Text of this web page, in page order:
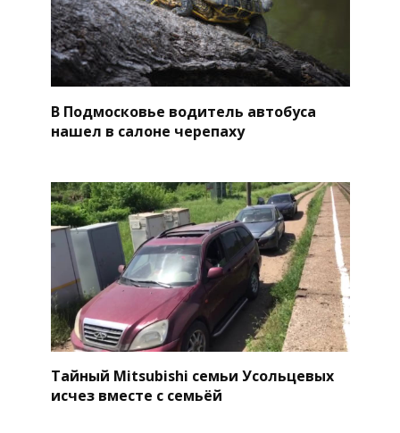
В Подмосковье водитель автобуса
нашел в салоне черепаху
Тайный Mitsubishi семьи Усольцевых
исчез вместе с семьёй